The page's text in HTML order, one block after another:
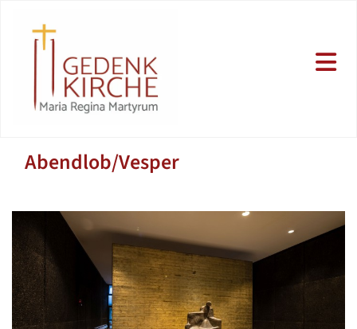
Abendlob/Vesper